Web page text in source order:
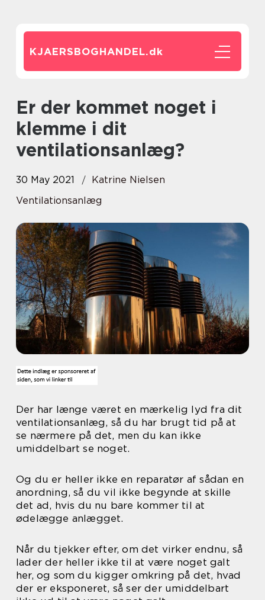
KJAERSBOGHANDEL.dk
Er der kommet noget i
klemme i dit
ventilationsanlæg?
30 May 2021
Katrine Nielsen
Ventilationsanlæg
Der har længe været en mærkelig lyd fra dit
ventilationsanlæg, så du har brugt tid på at
se nærmere på det, men du kan ikke
umiddelbart se noget.
Og du er heller ikke en reparatør af sådan en
anordning, så du vil ikke begynde at skille
det ad, hvis du nu bare kommer til at
ødelægge anlægget.
Når du tjekker efter, om det virker endnu, så
lader der heller ikke til at være noget galt
her, og som du kigger omkring på det, hvad
der er eksponeret, så ser der umiddelbart